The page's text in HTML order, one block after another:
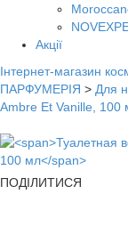
Акції
Інтернет-магазин
ПАРФУМЕРІЯ > Для
Ambre Et Vanille, 100
ПОДІЛИТИСЯ